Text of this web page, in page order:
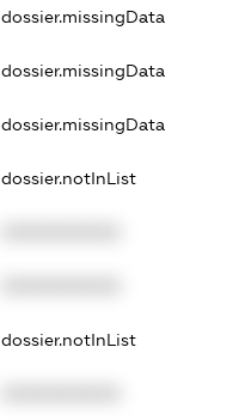
dossier.missingData
dossier.missingData
dossier.missingData
dossier.notInList
dossier.notInList